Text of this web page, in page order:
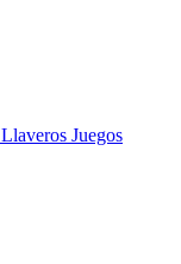
Llaveros Juegos